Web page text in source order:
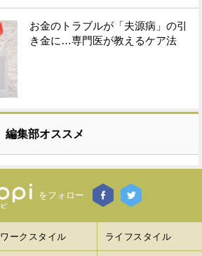
お金のトラブルが「夫源病」の引
き金に…専門医が教えるケア法
編集部オススメ
をフォロー
ワークスタイル ライフスタイル